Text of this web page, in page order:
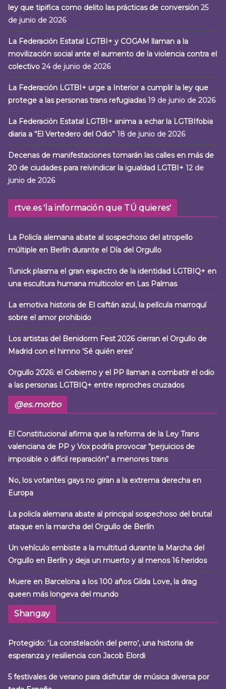
ley que tipifica como delito las prácticas de conversión 25
de junio de 2026
La Federación Estatal LGTBI+ y COGAM llaman a la
movilización social ante el aumento de la violencia contra el
colectivo 24 de junio de 2026
La Federación LGTBI+ urge a Interior a cumplir la ley que
protege a las personas trans refugiadas 19 de junio de 2026
La Federación Estatal LGTBI+ anima a echar la LGTBIfobia
diaria a “El Vertedero del Odio” 18 de junio de 2026
Decenas de manifestaciones tomarán las calles en más de
20 de ciudades para reivindicar la igualdad LGTBI+ 12 de
junio de 2026
rtve.es 'la información que TÚ quieres'
La Policía alemana abate al sospechoso del atropello
múltiple en Berlín durante el Día del Orgullo
Tunick plasma el gran espectro de la identidad LGTBIQ+ en
una escultura humana multicolor en Las Palmas
La emotiva historia de El caftán azul, la película marroquí
sobre el amor prohibido
Los artistas del Benidorm Fest 2026 cierran el Orgullo de
Madrid con el himno 'Sé quién eres'
Orgullo 2026: el Gobierno y el PP llaman a combatir el odio
a las personas LGTBIQ+ entre reproches cruzados
@es.morbo
El Constitucional afirma que la reforma de la Ley Trans
valenciana de PP y Vox podría provocar “perjuicios de
imposible o difícil reparación” a menores trans
No, los votantes gays no giran a la extrema derecha en
Europa
La policía alemana abate al principal sospechoso del brutal
ataque en la marcha del Orgullo de Berlín
Un vehículo embiste a la multitud durante la Marcha del
Orgullo en Berlín y deja un muerto y al menos 16 heridos
Muere en Barcelona a los 100 años Gilda Love, la drag
queen más longeva del mundo
Shangay
Protegido: ‘La constelación del perro’, una historia de
esperanza y resiliencia con Jacob Elordi
5 festivales de verano para disfrutar de música diversa por